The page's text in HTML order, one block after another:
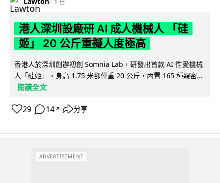
港人深圳設廠研 AI 成人機械人 「硅
姬」 20 公斤重擬人度極高
香港人於深圳創辦初創 Somnia Lab，研發出首款 AI 性愛機械
人「硅姬」，身高 1.75 米卻僅重 20 公斤，內置 165 種親密...
閱讀全文
29 14 ↗ 分享
ADVERTISEMENT